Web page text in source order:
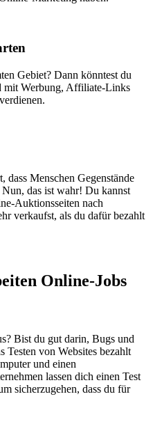
Gebiet? Dann könntest du
mit Werbung, Affiliate-Links
dass Menschen Gegenstände
das ist wahr! Du kannst
Auktionsseiten nach
verkaufst, als du dafür bezahlt
Online-Jobs
Bist du gut darin, Bugs und
Testen von Websites bezahlt
und einen
lassen dich einen Test
sicherzugehen, dass du für